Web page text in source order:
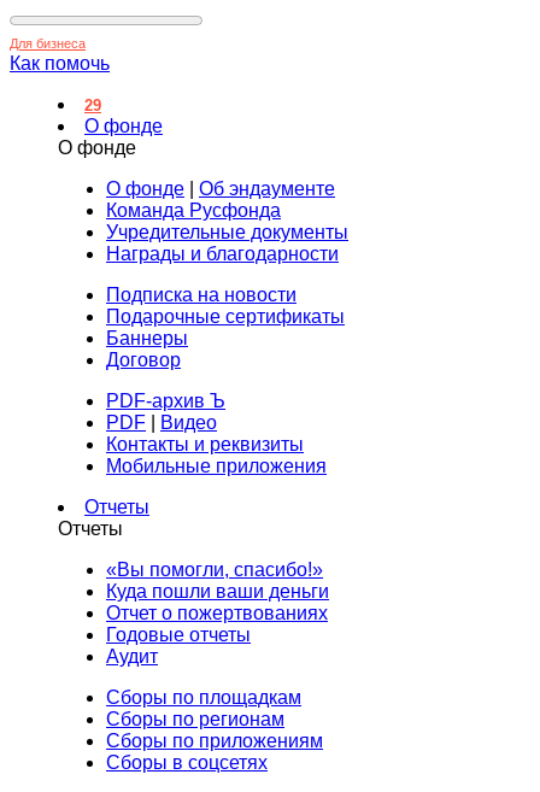
Для бизнеса
Как помочь
29
О фонде
О фонде
О фонде
Об эндаументе
Команда Русфонда
Учредительные документы
Награды и благодарности
Подписка на новости
Подарочные сертификаты
Баннеры
Договор
PDF-архив Ъ
PDF
Видео
Контакты и реквизиты
Мобильные приложения
Отчеты
Отчеты
«Вы помогли, спасибо!»
Куда пошли ваши деньги
Отчет о пожертвованиях
Годовые отчеты
Аудит
Сборы по площадкам
Сборы по регионам
Сборы по приложениям
Сборы в соцсетях